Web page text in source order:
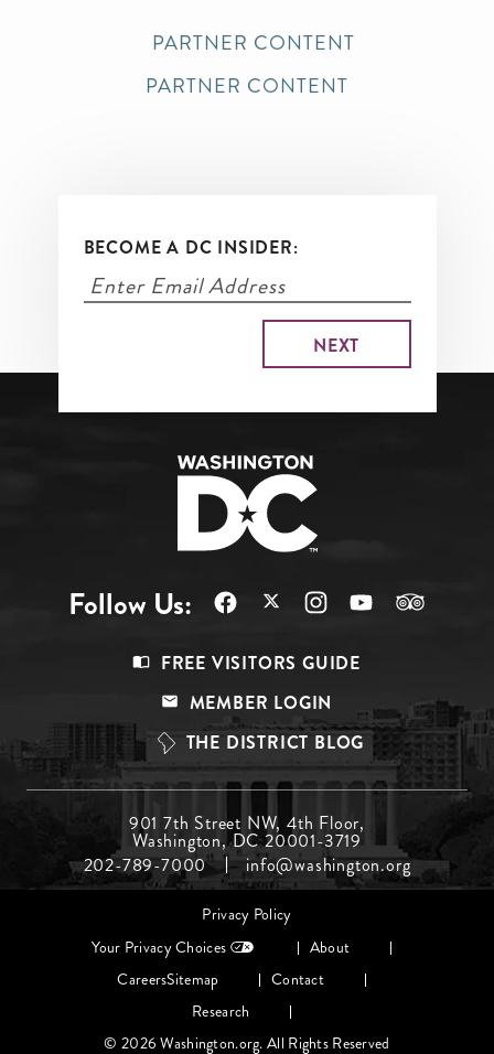
PARTNER CONTENT
PARTNER CONTENT
BECOME A DC INSIDER:
Follow Us:
Top
FREE VISITORS GUIDE
MEMBER LOGIN
THE DISTRICT BLOG
Menu
Middle
901 7th Street NW, 4th Floor,
Washington, DC 20001-3719
202-789-7000
info@washington.org
Footer
Privacy Policy
Your Privacy Choices
About
CareersSitemap
Contact
Research
© 2026 Washington.org. All Rights Reserved